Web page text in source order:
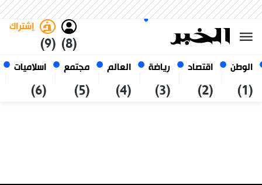
الوطن
(1)
اقتصاد
(2)
رياضة
(3)
العالم
(4)
مجتمع
(5)
اسلاميات
(6)
(8)
إشتراك
(9)
أغسطس 2026
الجزائر